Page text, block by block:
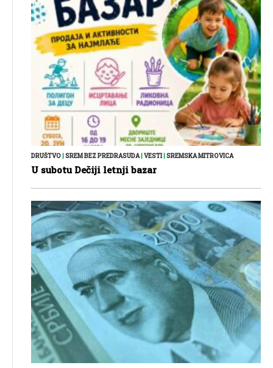
DRUŠTVO SREM BEZ PREDRASUDA| VESTI| SREMSKA MITROVICA
U subotu Dečiji letnji bazar